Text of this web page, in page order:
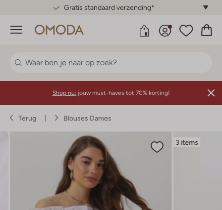
Gratis standaard verzending*
Menu
Shop nu: jouw must-haves tot 70% korting!
Terug Blouses Dames
3 items